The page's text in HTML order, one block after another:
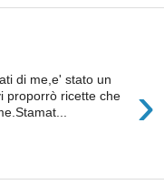
›
di me,e' stato un
proporrò ricette che